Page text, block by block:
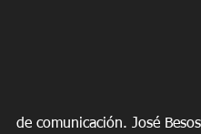
de comunicación. José